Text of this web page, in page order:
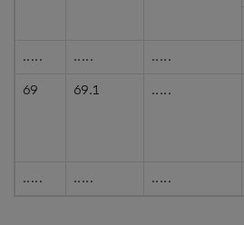
.....
..... .....
69
69.1 .....
.....
..... .....